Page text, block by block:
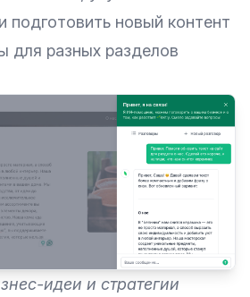
подготовить новый контент
для разных разделов
идеи и стратегии